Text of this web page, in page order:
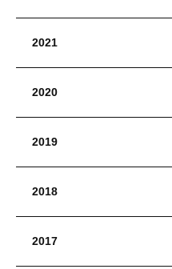
2021
2020
2019
2018
2017